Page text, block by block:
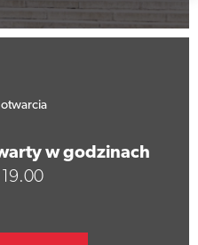
w godzinach